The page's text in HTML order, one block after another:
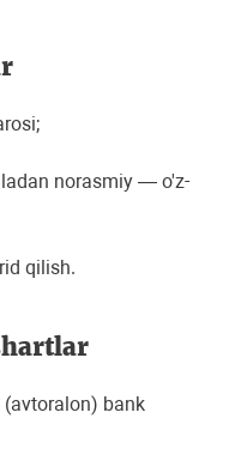
norasmiy — o'z-
qilish.
bank